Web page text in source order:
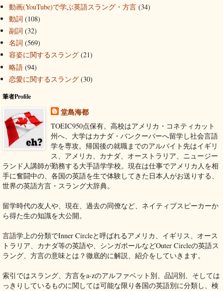
動画(YouTube)で学ぶ英語スラング・方言 (34)
動詞 (108)
副詞 (32)
名詞 (569)
容姿に関するスラング (21)
略語 (94)
恋愛に関するスラング (30)
筆者Profile
堂島海都
TOEIC950点保有。高校はアメリカ・コネティカット
州へ、大学はカナダ・バンクーバーへ留学し社会言語
学を専攻。帰国後の就職までのアルバイト先はイギリ
ス、アメリカ、カナダ、オーストラリア、ニュージー
ランド人講師が勤務する大手語学学校。現在は仕事でアメリカ人を相
手に奮闘中の、各国の英語を生で体験してきた日本人がお送りする、
世界の英語方言・スラング大辞典。
留学時代の友人や、現在、過去の同僚など、ネイティブスピーカーか
ら得た生の知識を大公開。
言語学上の分類でInner Circleと呼ばれるアメリカ、イギリス、オース
トラリア、カナダ等の英語や、シンガポールなどOuter Circleの英語ス
ラング、方言の意味とは？徹底的に解説、紹介をしていきます。
索引ではスラング、方言をa-zのアルファベット別、品詞別、そしては
っきりしているものに関しては可能な限り各国の英語別に分類し、検